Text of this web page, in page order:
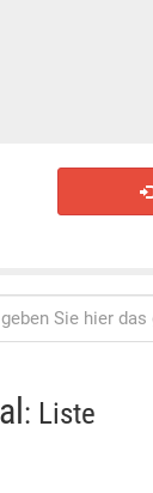
: Liste